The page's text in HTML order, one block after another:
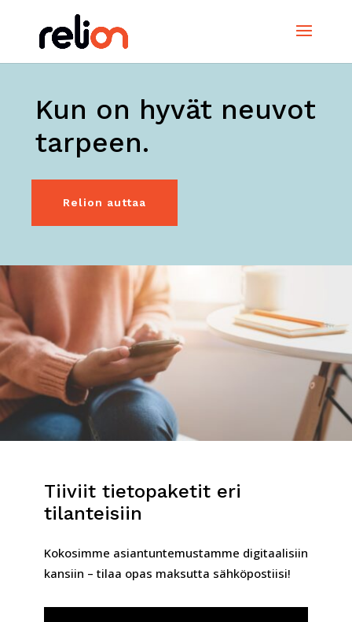
Kun on hyvät neuvot
tarpeen.
Relion auttaa
Tiiviit tietopaketit eri
tilanteisiin
Kokosimme asiantuntemustamme digitaalisiin
kansiin – tilaa opas maksutta sähköpostiisi!